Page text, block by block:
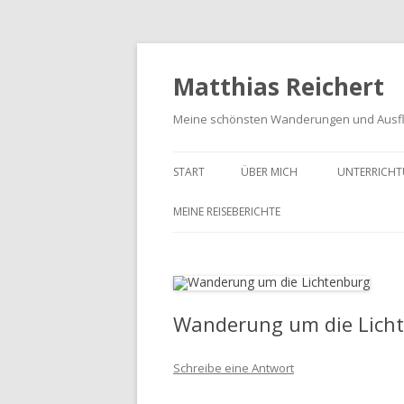
Matthias Reichert
Meine schönsten Wanderungen und
START ÜBER MICH
MEINE REISEBERICHTE
MEIN SCHWARZWALD URLAUB
Wanderung um die
Schreibe eine Antwort